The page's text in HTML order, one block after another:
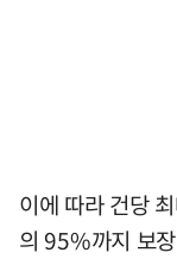
이에 따라 건당
의 95%까지 보